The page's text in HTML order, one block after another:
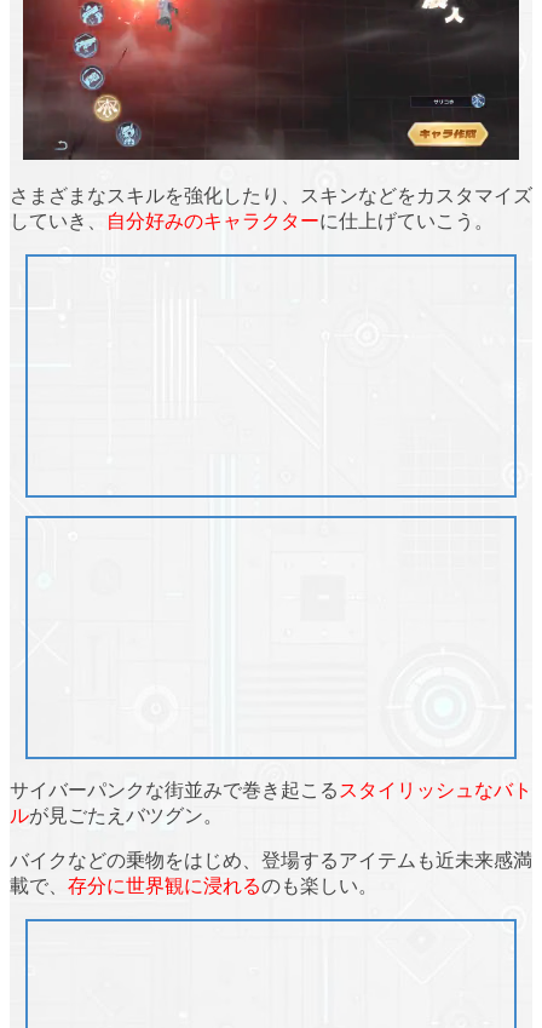
さまざまなスキルを強化したり、スキンなどをカスタマイズ
していき、
自分好みのキャラクターに仕上げていこう。
サイバーパンクな街並みで巻き起こる スタイリッシュなバト
ルが見ごたえバツグン。
バイクなどの乗物をはじめ、登場するアイテムも近未来感満
載で、 存分に世界観に浸れるのも楽しい。